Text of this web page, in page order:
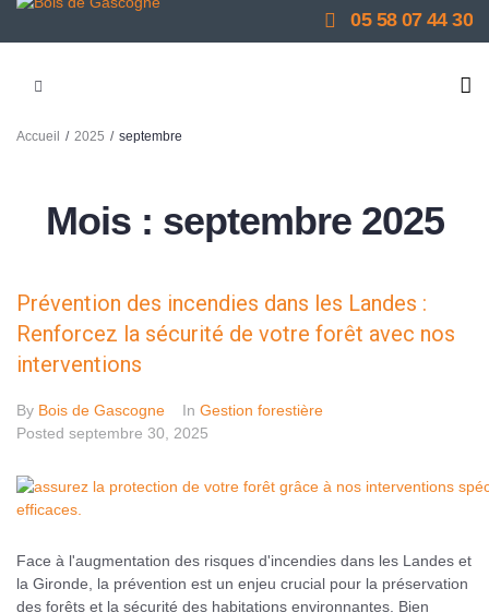
05 58 07 44 30
Accueil / 2025 / septembre
Mois : septembre 2025
Prévention des incendies dans les Landes :
Renforcez la sécurité de votre forêt avec nos
interventions
By Bois de Gascogne In Gestion forestière
Posted septembre 30, 2025
Face à l'augmentation des risques d'incendies dans les Landes et
la Gironde, la prévention est un enjeu crucial pour la préservation
des forêts et la sécurité des habitations environnantes. Bien